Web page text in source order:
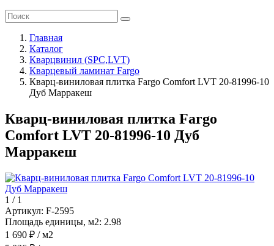
Главная
Каталог
Кварцвинил (SPC,LVT)
Кварцевый ламинат Fargo
Кварц-виниловая плитка Fargo Comfort LVT 20-81996-10
Дуб Марракеш
Кварц-виниловая плитка Fargo
Comfort LVT 20-81996-10 Дуб
Марракеш
1 / 1
Артикул: F-2595
Площадь единицы, м2: 2.98
1 690 ₽ / м2